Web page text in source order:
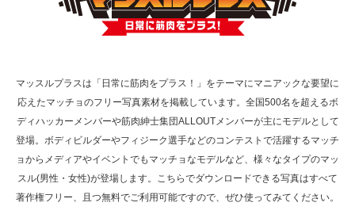
TOKYO FMラジオ番組「ONE MORNING」
で紹介さ…
た（6/8放送）
マッスルプラスは「日常に筋肉をプラス！」をテーマにマニアックな要望に
応えたマッチョのフリー写真素材を掲載しています。全国500名を超えるボ
ディハッカーメンバーや筋肉紳士集団ALLOUTメンバーが主にモデルとして
登場。ボディビルダーやフィジーク選手などのコンテストで活躍するマッチ
ョからメディアやイベントでもマッチョなモデルなど、様々なタイプのマッ
スル(男性・女性)が登場します。こちらでダウンロードできる写真はすべて
著作権フリー、且つ無料でご利用可能ですので、ぜひ使ってみてください。